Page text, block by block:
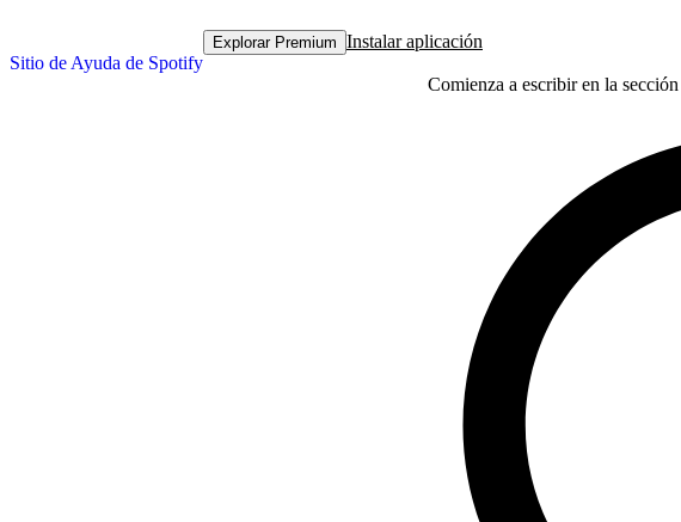
Sitio de Ayuda de Spotify
Explorar Premium Instalar aplicación
Comienza a escribir en la